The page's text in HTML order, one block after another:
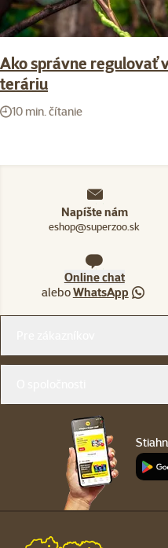
Ako správne regulovať
teráriu
10 min. čítanie
Napíšte nám
eshop@superzoo.sk
Online chat
aleboWhatsApp